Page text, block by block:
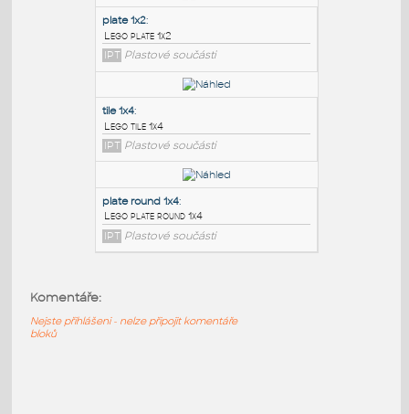
Lego plate 1x4
IPT Plastové součásti
plate 1x2:
Lego plate 1x2
IPT Plastové součásti
Lego tile 1x4
Komentáře:
Nejste přihlášeni - nelze připojit komentáře
bloků